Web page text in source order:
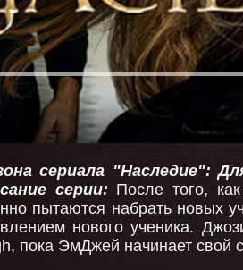
сериала "Наследие":
серии: После того,
пытаются набрать новых
нового ученика.
пока ЭмДжей начинает свой